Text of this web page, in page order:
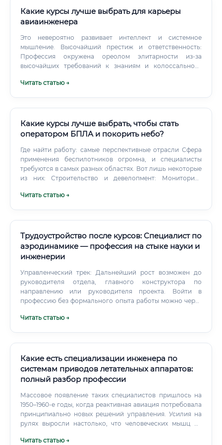
Какие курсы лучше выбрать для карьеры
авиаинженера
Это невероятно развивает интеллект и системное
мышление. Высочайший престиж и ответственность:
Профессия окружена ореолом элитарности из-за
высочайших требований к знаниям и колоссального
от многих абстрактных профессий, авиаинженер
Читать статью →
Какие курсы лучше выбрать, чтобы стать
оператором БПЛА и покорить небо?
Где найти работу: самые перспективные отрасли Сфера
применения беспилотников огромна, и специалисты
требуются в самых разных областях. Вот лишь некоторые
из них: Строительство и девелопмент: Мониторинг
инспекция зданий и сооружений, контроль объемов
Читать статью →
Трудоустройство после курсов: Специалист по
аэродинамике — профессия на стыке науки и
инженерии
Управленческий трек: Дальнейший рост возможен до
руководителя отдела, главного конструктора по
направлению или руководителя проекта. Войти в
профессию без формального опыта работы можно через
активно привлекают талантливых студентов старших
Читать статью →
Какие есть специализации инженера по
системам приводов летательных аппаратов:
полный разбор профессии
Массовое появление таких специалистов пришлось на
1950–1960-е годы, когда реактивная авиация потребовала
принципиально новых решений управления. Усилия на
рулях выросли настолько, что человеческих мышц не
проектировать силовую механику для воздуха.
Читать статью →